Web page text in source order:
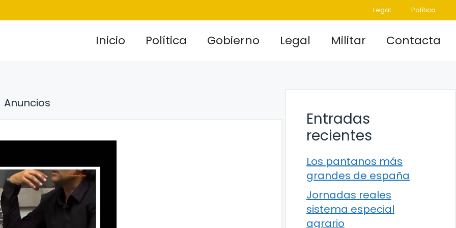
Legal Política
Inicio Política Gobierno Legal Militar Contacta
Anuncios
Entradas
recientes
Los pantanos más
grandes de españa
Jornadas reales
sistema especial
agrario